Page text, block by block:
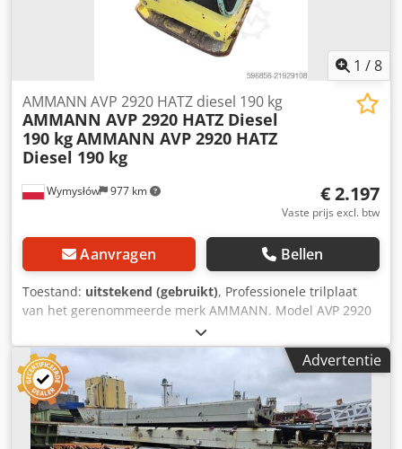
1 /8
Wymysłów 977 km
AMMANN AVP 2920 HATZ diesel 190 kg
AMMANN AVP 2920 HATZ Diesel
190 kgAMMANN AVP 2920 HATZ
Diesel 190 kg
€ 2.197
Vaste prijs excl. btw
Aanvragen Bellen
Toestand: uitstekend (gebruikt), Professionele trilplaat
van het gerenommeerde merk AMMANN. Model AVP 2920
is uitgerust met een betrouwbare HATZ dieselmotor met
een vermogen van 5 kW. Deze machine is bedoeld voor
professioneel straatwerk, wegenbouw en het verdichten
van grond, bestrating, zandbedden en asfalt. Volledig
mechanisch apparaat, degelijke Duitse constructie. Visuele
staat conform de foto's – normale gebruikssporen.
Technische gegevens: • Fabrikant: AMMANN • Model: AVP
Advertentie